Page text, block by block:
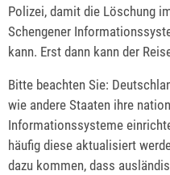
Polizei, damit die Löschung
Schengener
kann. Erst dann kann der
Bitte beachten Sie:
wie andere Staaten ihre
Informationssysteme
häufig diese aktualisiert
dazu kommen, dass